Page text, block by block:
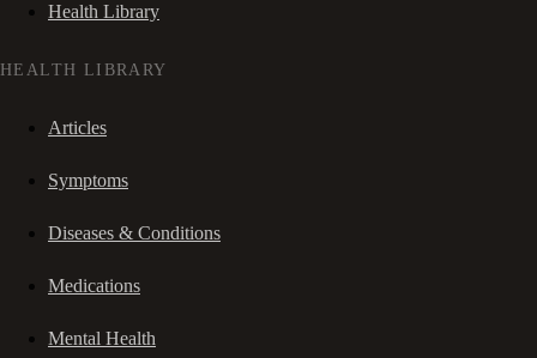
Health Library
HEALTH LIBRARY
Articles
Symptoms
Diseases & Conditions
Medications
Mental Health